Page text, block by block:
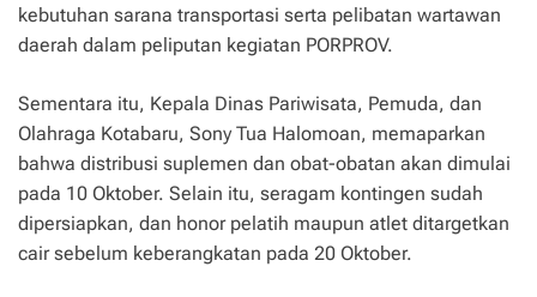
kebutuhan sarana transportasi serta pelibatan wartawan
daerah dalam peliputan kegiatan PORPROV.
Sementara itu, Kepala Dinas Pariwisata, Pemuda, dan
Olahraga Kotabaru, Sony Tua Halomoan, memaparkan
bahwa distribusi suplemen dan obat-obatan akan dimulai
pada 10 Oktober. Selain itu, seragam kontingen sudah
dipersiapkan, dan honor pelatih maupun atlet ditargetkan
cair sebelum keberangkatan pada 20 Oktober.